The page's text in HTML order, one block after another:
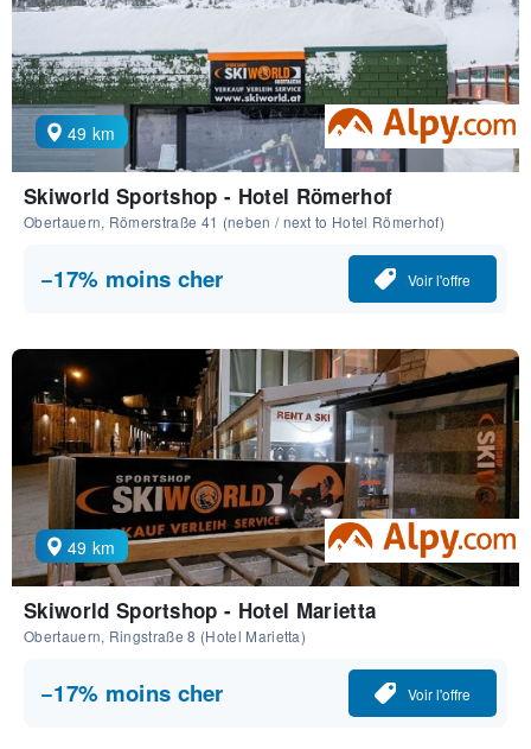
49 km
Skiworld Sportshop - Hotel Römerhof
Obertauern, Römerstraße 41 (neben / next to Hotel Römerhof)
−17% moins cher Voir l'offre
49 km
Skiworld Sportshop - Hotel Marietta
Obertauern, Ringstraße 8 (Hotel Marietta)
−17% moins cher Voir l'offre